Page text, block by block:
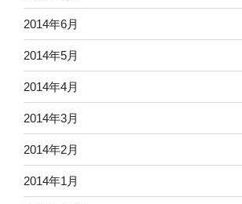
2014年6月
2014年5月
2014年4月
2014年3月
2014年2月
2014年1月